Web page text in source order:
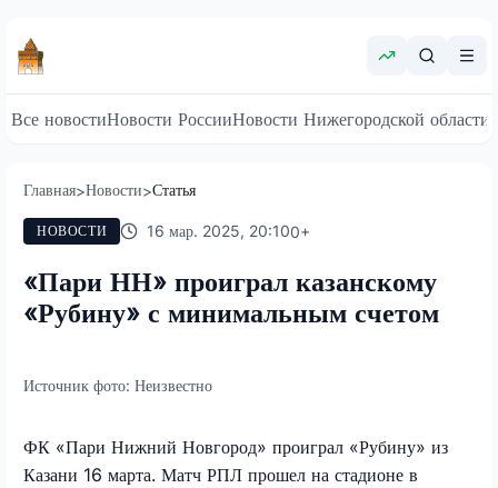
Все новостиНовости РоссииНовости Нижегородской области
Главная>Новости>Статья
НОВОСТИ 16 мар. 2025, 20:100+
«Пари НН» проиграл казанскому
«Рубину» с минимальным счетом
Источник фото: Неизвестно
ФК «Пари Нижний Новгород» проиграл «Рубину» из
Казани 16 марта. Матч РПЛ прошел на стадионе в